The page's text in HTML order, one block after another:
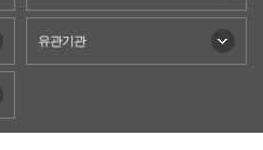
유관기관